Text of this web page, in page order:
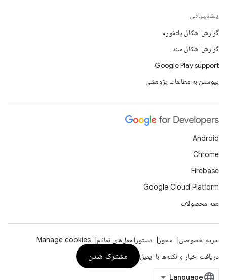
پشتیبانی
گزارش اشکال پلتفورم
گزارش اشکال سند
Google Play support
پیوستن به مطالعات پژوهشی
Android
Chrome
Firebase
Google Cloud Platform
همه محصولات
حریم خصوصی مجوز دستورالعمل‌های نمانام
Manage cookies
دریافت اخبار و نکته‌ها با ایمیل
مشترک شدن